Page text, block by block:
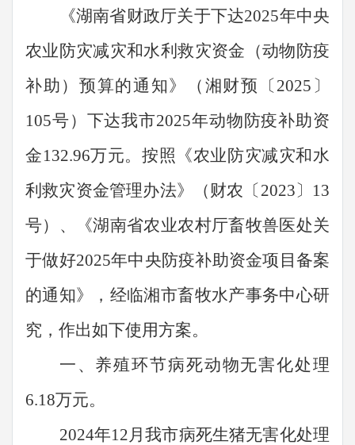
《湖南省财政厅关于下达2025年中央
农业防灾减灾和水利救灾资金（动物防疫
补助）预算的通知》（湘财预〔2025〕
105号）下达我市2025年动物防疫补助资
金132.96万元。按照《农业防灾减灾和水
利救灾资金管理办法》（财农〔2023〕13
号）、《湖南省农业农村厅畜牧兽医处关
于做好2025年中央防疫补助资金项目备案
的通知》，经临湘市畜牧水产事务中心研
究，作出如下使用方案。
一、 养殖环节病死动物无害化处理
6.18万元。
2024年12月我市病死生猪无害化处理